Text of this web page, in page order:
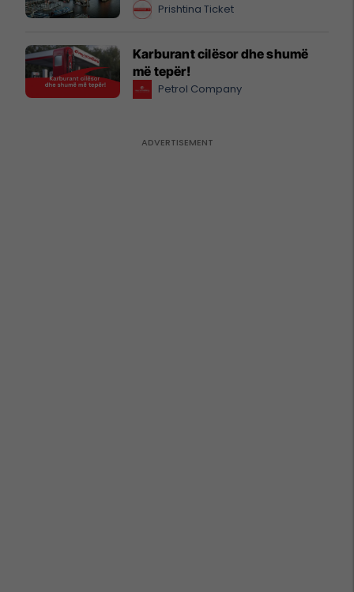
Prishtina Ticket
Karburant cilësor dhe shumë
më tepër!
Petrol Company